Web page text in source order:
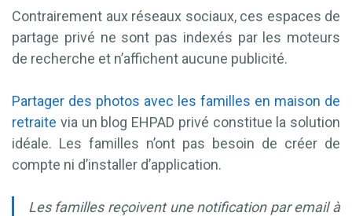
Contrairement aux réseaux sociaux, ces espaces de
partage privé ne sont pas indexés par les moteurs
de recherche et n’affichent aucune publicité.
Partager des photos avec les familles en maison de
retraite via un blog EHPAD privé constitue la solution
idéale. Les familles n’ont pas besoin de créer de
compte ni d’installer d’application.
Les familles reçoivent une notification par email à